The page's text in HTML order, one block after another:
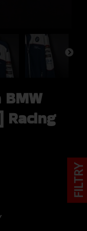
Racing
FILTRY